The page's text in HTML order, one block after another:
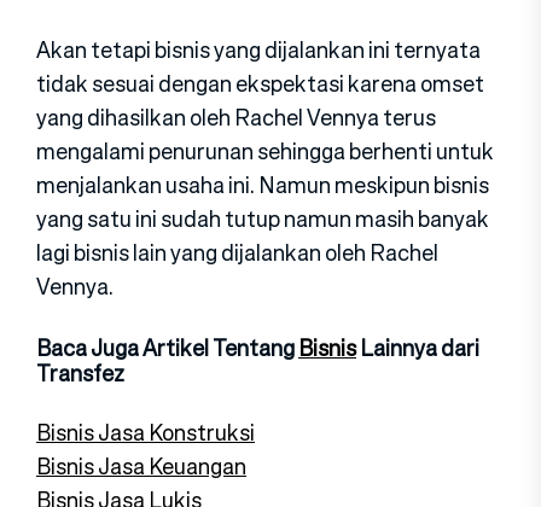
Akan tetapi bisnis yang dijalankan ini ternyata
tidak sesuai dengan ekspektasi karena omset
yang dihasilkan oleh Rachel Vennya terus
mengalami penurunan sehingga berhenti untuk
menjalankan usaha ini. Namun meskipun bisnis
yang satu ini sudah tutup namun masih banyak
lagi bisnis lain yang dijalankan oleh Rachel
Vennya.
Baca Juga Artikel TentangBisnisLainnya dari
Transfez
Bisnis Jasa Konstruksi
Bisnis Jasa Keuangan
Bisnis Jasa Lukis